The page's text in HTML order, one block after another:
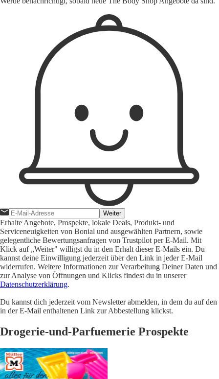
Weiter
Erhalte Angebote, Prospekte, lokale Deals, Produkt- und
Serviceneuigkeiten von Bonial und ausgewählten Partnern, sowie
gelegentliche Bewertungsanfragen von Trustpilot per E-Mail. Mit
Klick auf „Weiter" willigst du in den Erhalt dieser E-Mails ein. Du
kannst deine Einwilligung jederzeit über den Link in jeder E-Mail
widerrufen. Weitere Informationen zur Verarbeitung Deiner Daten und
zur Analyse von Öffnungen und Klicks findest du in unserer
Datenschutzerklärung.
Du kannst dich jederzeit vom Newsletter abmelden, in dem du auf den
in der E-Mail enthaltenen Link zur Abbestellung klickst.
Drogerie-und-Parfuemerie Prospekte